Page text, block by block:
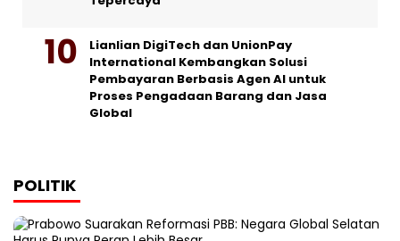
Lianlian DigiTech dan UnionPay
International Kembangkan Solusi
Pembayaran Berbasis Agen AI untuk
Proses Pengadaan Barang dan Jasa
Global
POLITIK